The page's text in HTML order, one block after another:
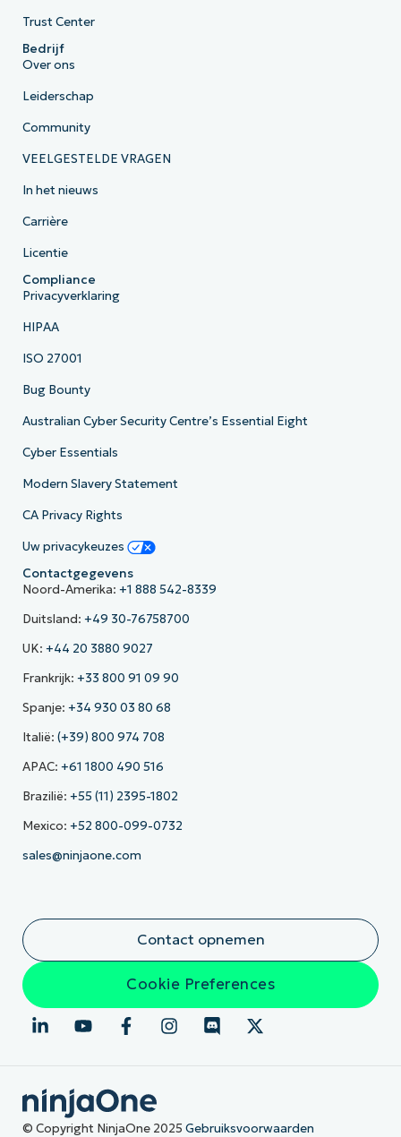
Trust Center
Bedrijf
Over ons
Leiderschap
Community
VEELGESTELDE VRAGEN
In het nieuws
Carrière
Licentie
Compliance
Privacyverklaring
HIPAA
ISO 27001
Bug Bounty
Australian Cyber Security Centre’s Essential Eight
Cyber Essentials
Modern Slavery Statement
CA Privacy Rights
Uw privacykeuzes
Contactgegevens
Noord-Amerika: +1 888 542-8339
Duitsland: +49 30-76758700
UK: +44 20 3880 9027
Frankrijk: +33 800 91 09 90
Spanje: +34 930 03 80 68
Italië: (+39) 800 974 708
APAC: +61 1800 490 516
Brazilië: +55 (11) 2395-1802
Mexico: +52 800-099-0732
sales@ninjaone.com
Contact opnemen
Cookie Preferences
© Copyright NinjaOne 2025 Gebruiksvoorwaarden